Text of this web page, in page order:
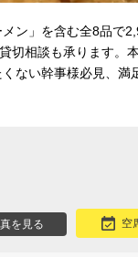
ン」を含む全8品で
切相談も承ります。
ない幹事様必見、満
を見る 空